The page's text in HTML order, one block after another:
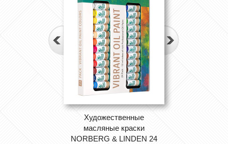
Художественные
масляные краски
NORBERG & LINDEN 24